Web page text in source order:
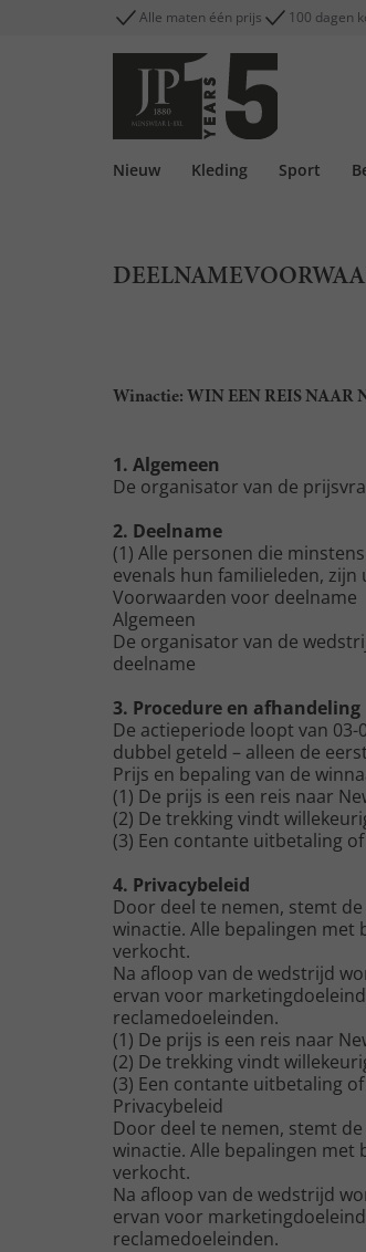
Alle maten één prijs 100 dagen
Nieuw Kleding Sport
Winactie: WIN EEN REIS NAAR
1. Algemeen
De organisator van de
2. Deelname
(1) Alle personen die
evenals hun familieleden,
Voorwaarden voor deelname
Algemeen
De organisator van de
deelname
3. Procedure en afhandeling
De actieperiode loopt van
dubbel geteld – alleen de
Prijs en bepaling van de
(1) De prijs is een reis naar
(2) De trekking vindt
(3) Een contante uitbetaling
4. Privacybeleid
Door deel te nemen, stemt
winactie. Alle bepalingen met
verkocht.
Na afloop van de wedstrijd
ervan voor
reclamedoeleinden.
(1) De prijs is een reis naar
(2) De trekking vindt
(3) Een contante uitbetaling
Privacybeleid
Door deel te nemen, stemt
winactie. Alle bepalingen met
verkocht.
Na afloop van de wedstrijd
ervan voor
reclamedoeleinden.